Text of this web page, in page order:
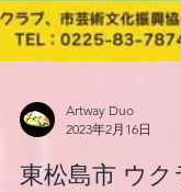
2023年2月16日